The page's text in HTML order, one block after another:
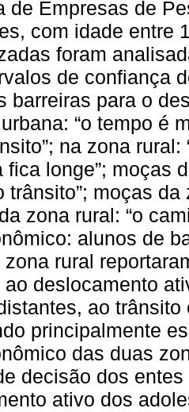
de Empresas de
com idade entre
foram
de confiança
barreiras para o
“o tempo é
na zona
fica longe”; moças
trânsito”; moças
zona rural: “o
alunos de
rural
ao deslocamento
ao
principalmente
das duas
decisão dos
ativo dos